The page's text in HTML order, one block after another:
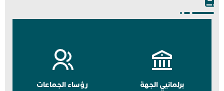
برلمانيي الجهة رؤساء الجماعات